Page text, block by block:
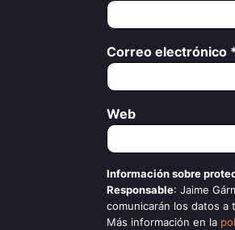
Correo electrónico
Web
Información sobre
Responsable: Jaime
comunicarán los datos a
Más información en la